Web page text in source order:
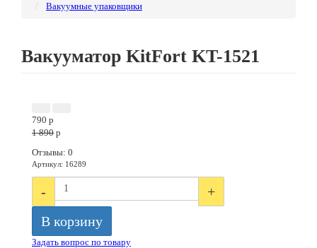
Вакуумные упаковщики
Вакууматор KitFort KT-1521
790 p
1 890 p
Отзывы: 0
Артикул: 16289
-
+
В корзину
Задать вопрос по товару